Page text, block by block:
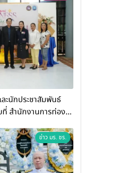
ะนักประชาสัมพันธ์
ที่ สำนักงานการท่อง
อบการและเครือข่าย
บโตอย่างยั่งยืน
Business
ข่าว มร. ชร.